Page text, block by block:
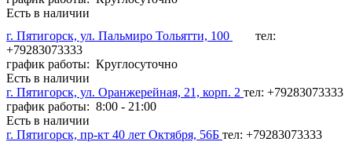
Есть в наличии
г. Пятигорск, ул. Пальмиро Тольятти, 100
тел:
+79283073333
график работы: Круглосуточно
Есть в наличии
г. Пятигорск, ул. Оранжерейная, 21, корп. 2 тел: +79283073333
график работы: 8:00 - 21:00
Есть в наличии
г. Пятигорск, пр-кт 40 лет Октября, 56Б тел: +79283073333